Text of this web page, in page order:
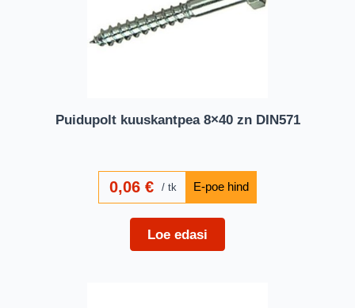
Puidupolt kuuskantpea 8×40 zn DIN571
0,06€ tk
Loe edasi